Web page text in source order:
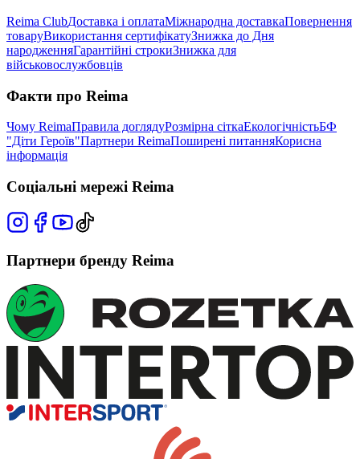
Reima ClubДоставка і оплатаМіжнародна доставкаПовернення
товаруВикористання сертифікатуЗнижка до Дня
народженняГарантійні строкиЗнижка для
військовослужбовців
Факти про Reima
Чому ReimaПравила доглядуРозмірна сіткаЕкологічністьБФ
"Діти Героїв"Партнери ReimaПоширені питанняКорисна
інформація
Соціальні мережі Reima
Партнери бренду Reima